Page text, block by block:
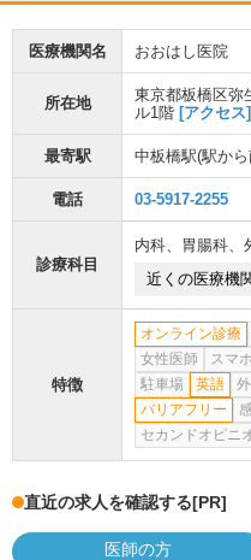
医療機関名 おおはし医院
所在地
東京都板橋区弥
ル1階 [アクセス]
最寄駅 中板橋駅(駅から
電話 03-5917-2255
診療科目
内科、 胃腸科、
近くの医療機
特徴
オンライン診療
女性医師
スマ
駐車場
英語
バリアフリー
セカンドオピニ
直近の求人を確認する[PR]
医師の方